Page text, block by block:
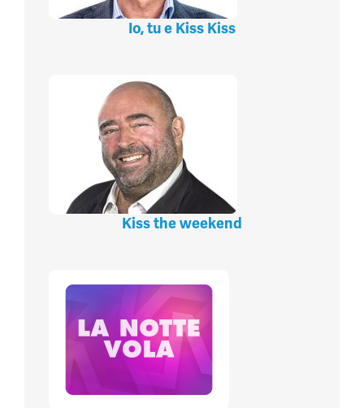
Io, tu e Kiss Kiss
Kiss the weekend